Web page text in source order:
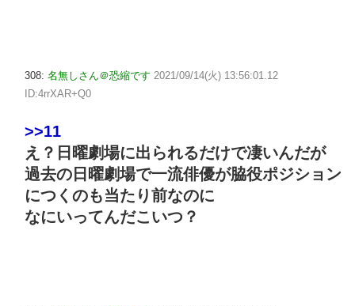
308: 名無しさん＠恐縮です 2021/09/14(火) 13:56:01.12
ID:4rrXAR+Q0
>>11
え？日曜劇場に出られるだけで凄いんだが
過去の日曜劇場で一流俳優が脇役ポジション
につくのも当たり前なのに
なにいってんだこいつ？